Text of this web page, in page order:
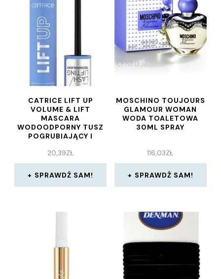
CATRICE LIFT UP
VOLUME & LIFT
MASCARA
WODOODPORNY TUSZ
POGRUBIAJĄCY I
20,39ZŁ
SPRAWDŹ SAM!
MOSCHINO TOUJOURS
GLAMOUR WOMAN
WODA TOALETOWA
30ML SPRAY
116,03ZŁ
SPRAWDŹ SAM!